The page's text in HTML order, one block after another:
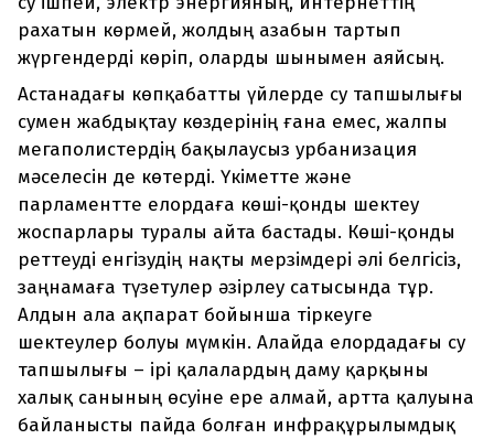
рахатын көрмей, жолдың азабын тартып
жүргендерді көріп, оларды шынымен аяйсың.
Астанадағы көпқабатты үйлерде су тапшылығы
сумен жабдықтау көздерінің ғана емес, жалпы
мегаполистердің бақылаусыз урбанизация
мәселесін де көтерді. Үкіметте және
парламентте елордаға көші-қонды шектеу
жоспарлары туралы айта бастады. Көші-қонды
реттеуді енгізудің нақты мерзімдері әлі белгісіз,
заңнамаға түзетулер әзірлеу сатысында тұр.
Алдын ала ақпарат бойынша тіркеуге
шектеулер болуы мүмкін. Алайда елордадағы су
тапшылығы – ірі қалалардың даму қарқыны
халық санының өсуіне ере алмай, артта қалуына
байланысты пайда болған инфрақұрылымдық